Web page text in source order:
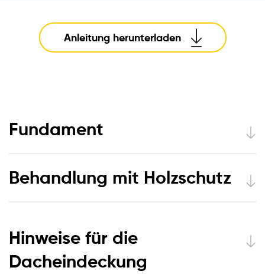
Anleitung herunterladen
Fundament
Behandlung mit Holzschutz
Hinweise für die
Dacheindeckung